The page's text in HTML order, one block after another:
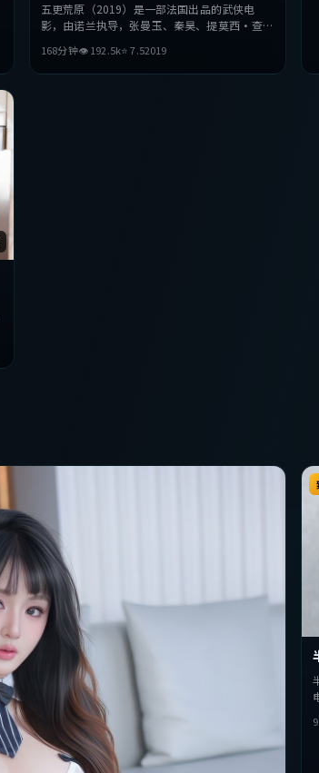
五更荒原（2019）是一部法国出品的武侠电
影，由诺兰执导，张曼玉、秦昊、提莫西·查拉
人性与抉择，节奏张弛有度，适合喜欢该类型的
观众完整观看。
168分钟👁192.5k⭐7.52019